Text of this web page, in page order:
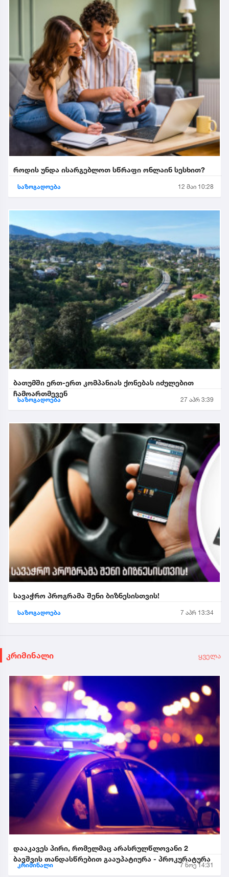
როდის უნდა ისარგებლოთ სწრაფი ონლაინ სესხით?
საზოგადოება 12 მაი 10:28
ბათუმში ერთ-ერთ კომპანიას ქონებას იძულებით
ჩამოართმევენ
საზოგადოება 27 აპრ 3:39
სავაჭრო პროგრამა შენი ბიზნესისთვის!
საზოგადოება 7 აპრ 13:34
კრიმინალი ყველა
დააკავეს პირი, რომელმაც არასრულწლოვანი 2
ბავშვის თანდასწრებით გააუპატიურა - პროკურატურა
კრიმინალი 7 ნოე 14:31